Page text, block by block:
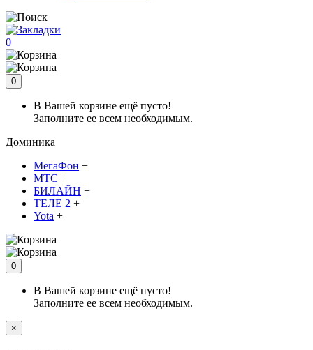
0
0
В Вашей корзине ещё пусто!
Заполните ее всем необходимым.
Доминика
МегаФон +
МТС +
БИЛАЙН +
ТЕЛЕ 2 +
Yota +
0
В Вашей корзине ещё пусто!
Заполните ее всем необходимым.
×